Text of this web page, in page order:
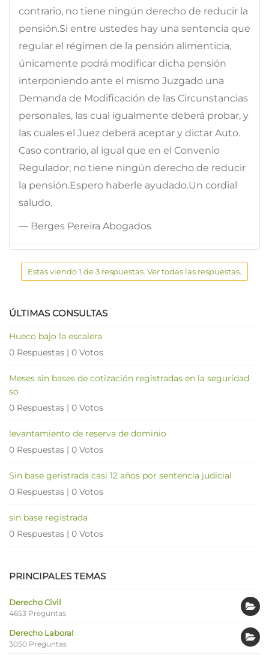
contrario, no tiene ningún derecho de reducir la
pensión.Si entre ustedes hay una sentencia que
regular el régimen de la pensión alimenticia,
únicamente podrá modificar dicha pensión
interponiendo ante el mismo Juzgado una
Demanda de Modificación de las Circunstancias
personales, las cual igualmente deberá probar, y
las cuales el Juez deberá aceptar y dictar Auto.
Caso contrario, al igual que en el Convenio
Regulador, no tiene ningún derecho de reducir
la pensión.Espero haberle ayudado.Un cordial
saludo.
— Berges Pereira Abogados
Estas viendo 1 de 3 respuestas. Ver todas las respuestas.
ÚLTIMAS CONSULTAS
Hueco bajo la escalera
0 Respuestas | 0 Votos
Meses sin bases de cotización registradas en la seguridad
so
0 Respuestas | 0 Votos
levantamiento de reserva de dominio
0 Respuestas | 0 Votos
Sin base geristrada casi 12 años por sentencia judicial
0 Respuestas | 0 Votos
sin base registrada
0 Respuestas | 0 Votos
PRINCIPALES TEMAS
Derecho Civil
4653 Preguntas
Derecho Laboral
3050 Preguntas